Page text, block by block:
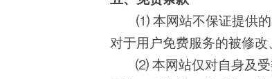
⑴ 本网站不保证提供的各
对于用户免费服务的被修
⑵ 本网站仅对自身及受